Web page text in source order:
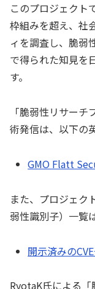
このプロジェクト
枠組みを超え、社
ィを調査し、脆弱
で得られた知見を
す。
「脆弱性リサー
術発信は、以下の
GMO Flatt
また、プロジェク
弱性識別子）一覧
開示済みの
RyotaK氏による